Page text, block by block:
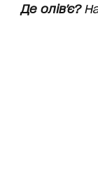
Де олів'є?На